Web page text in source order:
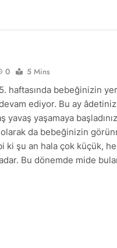
0
5 Mins
haftasında bebeğinizin
ediyor. Bu ay
yaşamaya
da bebeğinizin
ki şu an hala çok küçük,
Bu dönemde mide